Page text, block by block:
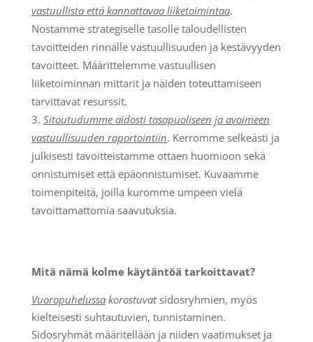
vastuullista että kannattavaa liiketoimintaa.
Nostamme strategiselle tasolle taloudellisten
tavoitteiden rinnalle vastuullisuuden ja kestävyyden
tavoitteet. Määrittelemme vastuullisen
liiketoiminnan mittarit ja näiden toteuttamiseen
tarvittavat resurssit.
Sitoutudumme aidosti tasapuoliseen ja avoimeen
vastuullisuuden raportointiin. Kerromme selkeästi ja
julkisesti tavoitteistamme ottaen huomioon sekä
onnistumiset että epäonnistumiset. Kuvaamme
toimenpiteitä, joilla kuromme umpeen vielä
tavoittamattomia saavutuksia.
Mitä nämä kolme käytäntöä tarkoittavat?
Vuoropuhelussakorostuvatsidosryhmien, myös
kielteisesti suhtautuvien, tunnistaminen.
Sidosryhmät määritellään ja niiden vaatimukset ja